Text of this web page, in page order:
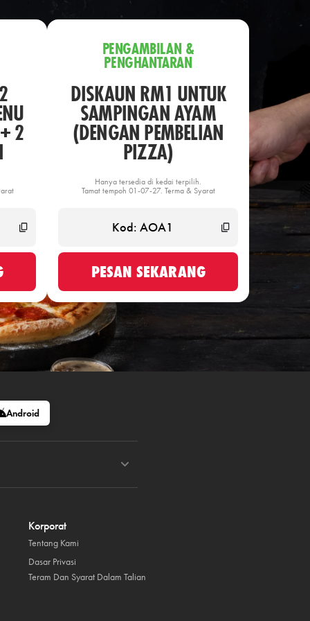
2
PENGAMBILAN &
PENGHANTARAN
DISKAUN RM1 UNTUK
SAMPINGAN AYAM
(DENGAN PEMBELIAN
PIZZA)
Hanya tersedia di kedai terpilih.
Tamat tempoh 01-07-27. Terma & Syarat
PESAN SEKARANG
Android
Korporat
Tentang Kami
Dasar Privasi
Teram Dan Syarat Dalam Talian